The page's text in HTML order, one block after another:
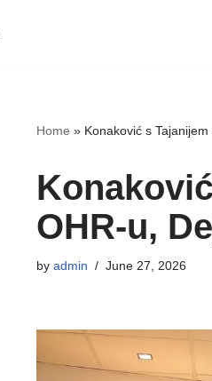
Home » Konaković s
OHR-u,
by admin June 27, 2026